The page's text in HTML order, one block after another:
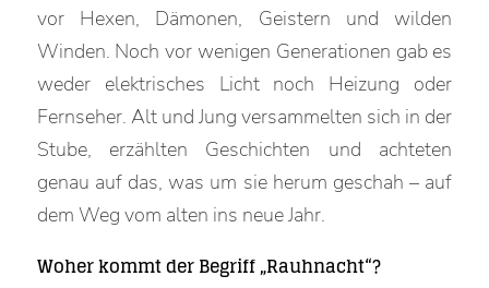
vor Hexen, Dämonen, Geistern und wilden
Winden. Noch vor wenigen Generationen gab es
weder elektrisches Licht noch Heizung oder
Fernseher. Alt und Jung versammelten sich in der
Stube, erzählten Geschichten und achteten
genau auf das, was um sie herum geschah – auf
dem Weg vom alten ins neue Jahr.
Woher kommt der Begriff „Rauhnacht“?